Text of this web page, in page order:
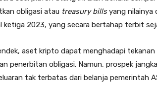
obligasi atau treasury billsyang nilainya
ketiga 2023, yang secara bertahap terbit
aset kripto dapat menghadapi
penerbitan obligasi. Namun, prospek
tak terbatas dari belanja pemerintah